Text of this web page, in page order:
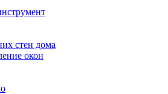
стен дома
окон